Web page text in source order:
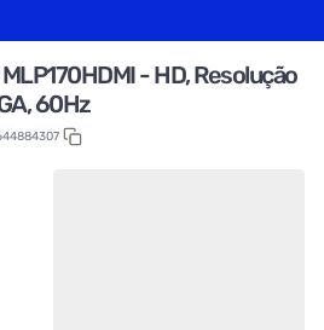
- HD, Resolução
60Hz